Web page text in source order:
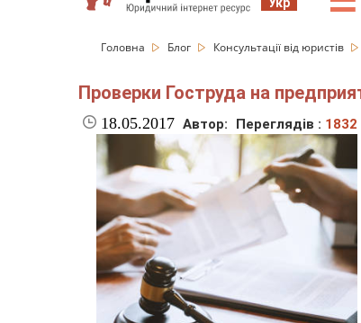
Головна Блог Консультації від юристів
Проверки Гоструда на
18.05.2017 Автор: Переглядів : 1832